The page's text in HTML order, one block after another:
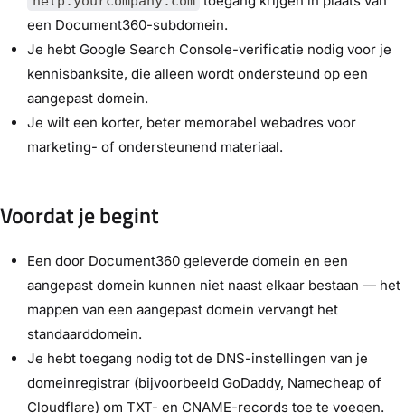
een Document360-subdomein.
Je hebt Google Search Console-verificatie nodig voor je
kennisbanksite, die alleen wordt ondersteund op een
aangepast domein.
Je wilt een korter, beter memorabel webadres voor
marketing- of ondersteunend materiaal.
Voordat je begint
Een door Document360 geleverde domein en een
aangepast domein kunnen niet naast elkaar bestaan — het
mappen van een aangepast domein vervangt het
standaarddomein.
Je hebt toegang nodig tot de DNS-instellingen van je
domeinregistrar (bijvoorbeeld GoDaddy, Namecheap of
Cloudflare) om TXT- en CNAME-records toe te voegen.